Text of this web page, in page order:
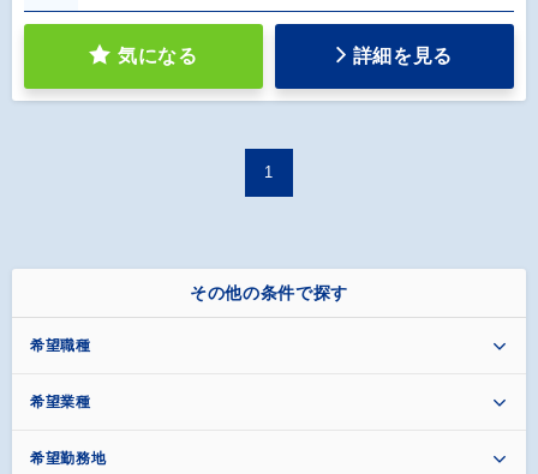
気になる 詳細を見る
1
その他の条件で探す
希望職種
希望業種
希望勤務地